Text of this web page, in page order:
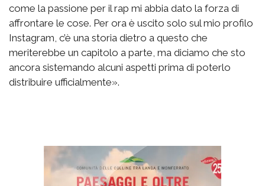
come la passione per il rap mi abbia dato la forza di
affrontare le cose. Per ora è uscito solo sul mio profilo
Instagram, c’è una storia dietro a questo che
meriterebbe un capitolo a parte, ma diciamo che sto
ancora sistemando alcuni aspetti prima di poterlo
distribuire ufficialmente».